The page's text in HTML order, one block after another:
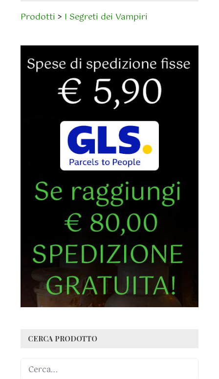
Prodotti > I Segreti dei Vampiri
CERCA PRODOTTO